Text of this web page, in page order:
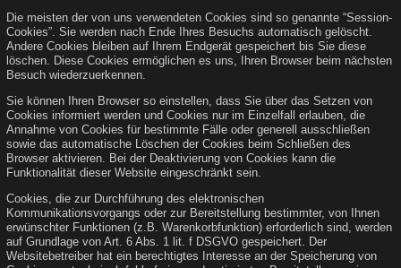
Die meisten der von uns verwendeten Cookies sind so genannte “Session-
Cookies”. Sie werden nach Ende Ihres Besuchs automatisch gelöscht.
Andere Cookies bleiben auf Ihrem Endgerät gespeichert bis Sie diese
löschen. Diese Cookies ermöglichen es uns, Ihren Browser beim nächsten
Besuch wiederzuerkennen.
Sie können Ihren Browser so einstellen, dass Sie über das Setzen von
Cookies informiert werden und Cookies nur im Einzelfall erlauben, die
Annahme von Cookies für bestimmte Fälle oder generell ausschließen
sowie das automatische Löschen der Cookies beim Schließen des
Browser aktivieren. Bei der Deaktivierung von Cookies kann die
Funktionalität dieser Website eingeschränkt sein.
Cookies, die zur Durchführung des elektronischen
Kommunikationsvorgangs oder zur Bereitstellung bestimmter, von Ihnen
erwünschter Funktionen (z.B. Warenkorbfunktion) erforderlich sind, werden
auf Grundlage von Art. 6 Abs. 1 lit. f DSGVO gespeichert. Der
Websitebetreiber hat ein berechtigtes Interesse an der Speicherung von